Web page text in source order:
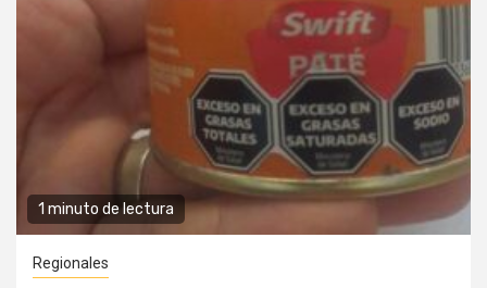
1 minuto de lectura
Regionales